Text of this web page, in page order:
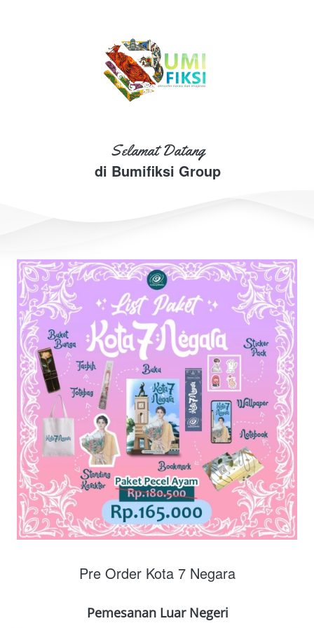
Selamat Datang
di Bumifiksi Group
Pre Order Kota 7 Negara
Pemesanan Luar Negeri